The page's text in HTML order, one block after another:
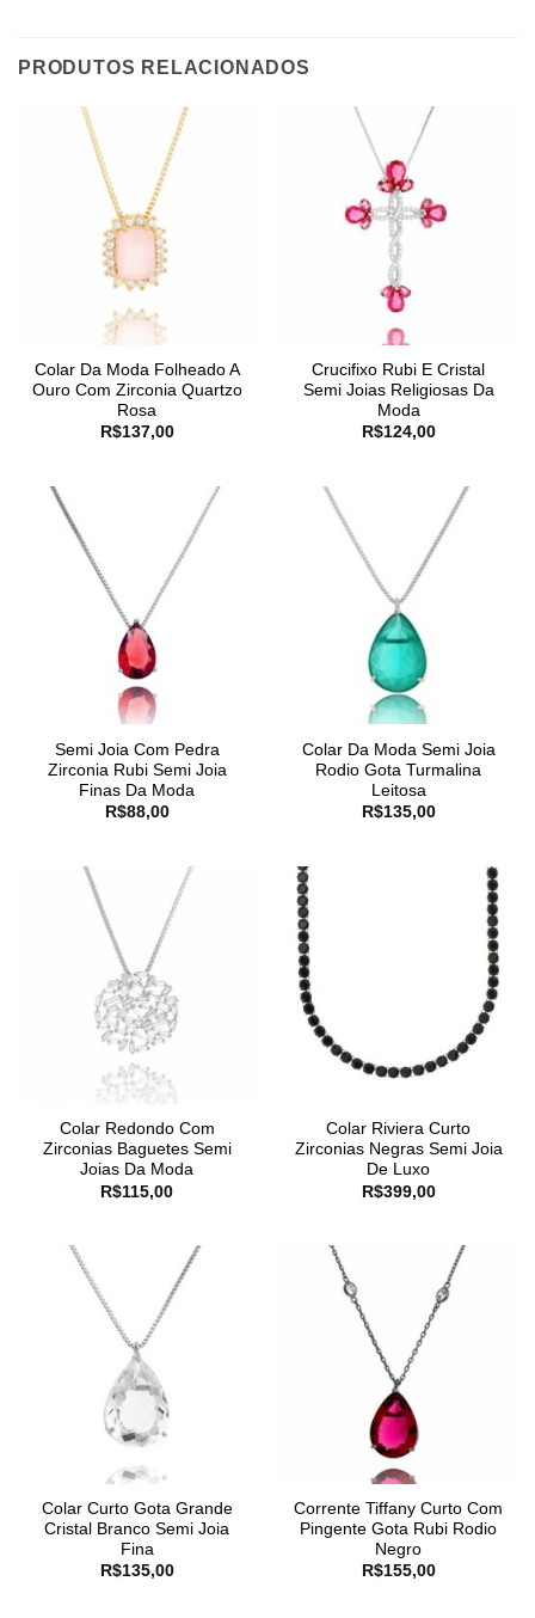
PRODUTOS RELACIONADOS
Colar Da Moda Folheado A
Ouro Com Zirconia Quartzo
Rosa
R$137,00
Crucifixo Rubi E Cristal
Semi Joias Religiosas Da
Moda
R$124,00
Semi Joia Com Pedra
Zirconia Rubi Semi Joia
Finas Da Moda
R$88,00
Colar Da Moda Semi Joia
Rodio Gota Turmalina
Leitosa
R$135,00
Colar Redondo Com
Zirconias Baguetes Semi
Joias Da Moda
R$115,00
Colar Riviera Curto
Zirconias Negras Semi Joia
De Luxo
R$399,00
Colar Curto Gota Grande
Cristal Branco Semi Joia
Fina
R$135,00
Corrente Tiffany Curto Com
Pingente Gota Rubi Rodio
Negro
R$155,00